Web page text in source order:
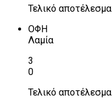
Τελικό αποτέλεσμα
ΟΦΗ
Λαμία
3
0
Τελικό αποτέλεσμα